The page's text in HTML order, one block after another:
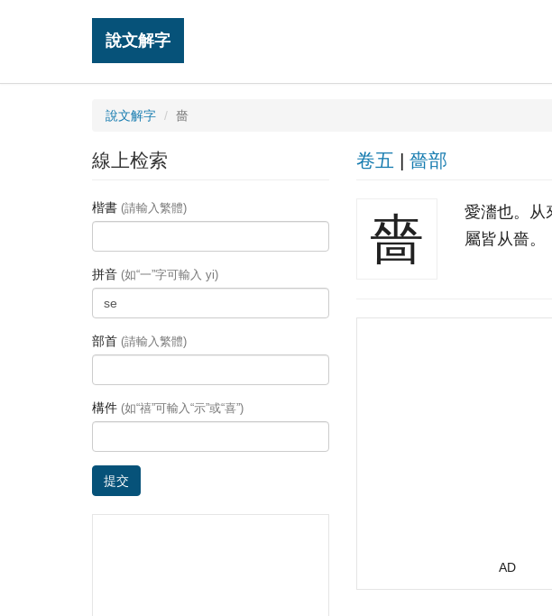
說文解字
說文解字 嗇
卷五 | 嗇部
嗇
愛瀒也。从
屬皆从嗇。
AD
線上检索
楷書 (請輸入繁體)
拼音 (如“一”字可輸入 yi)
部首 (請輸入繁體)
構件 (如“禧”可輸入“示”或“喜”)
提交